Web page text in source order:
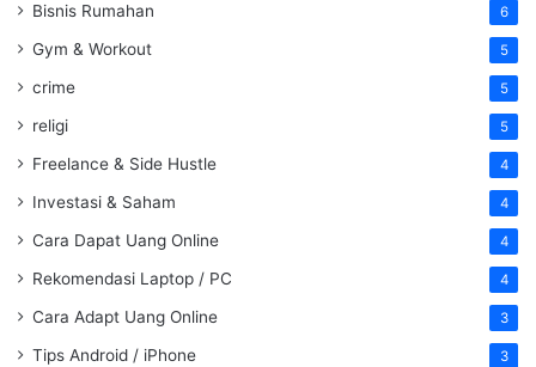
Bisnis Rumahan 6
Gym & Workout 5
crime 5
religi 5
Freelance & Side Hustle 4
Investasi & Saham 4
Cara Dapat Uang Online 4
Rekomendasi Laptop / PC 4
Cara Adapt Uang Online 3
Tips Android / iPhone 3